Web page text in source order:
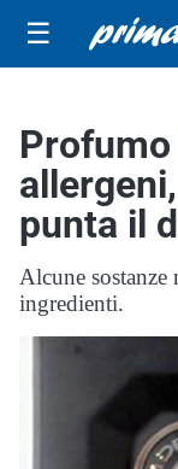
☰
punta il
Alcune
ingredienti.